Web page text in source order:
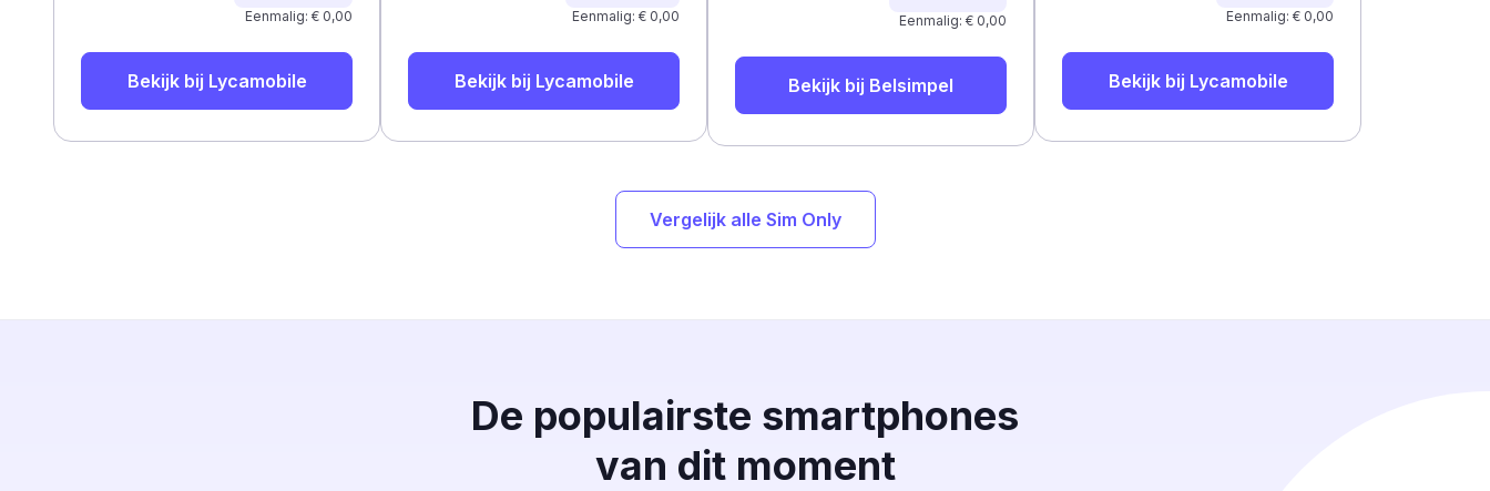
Eenmalig: € 0,00
Bekijk bij Lycamobile
Eenmalig: € 0,00
Bekijk bij Lycamobile
Eenmalig: € 0,00
Bekijk bij Belsimpel
Eenmalig: € 0,00
Bekijk bij Lycamobile
Vergelijk alle Sim Only
De populairste smartphones
van dit moment